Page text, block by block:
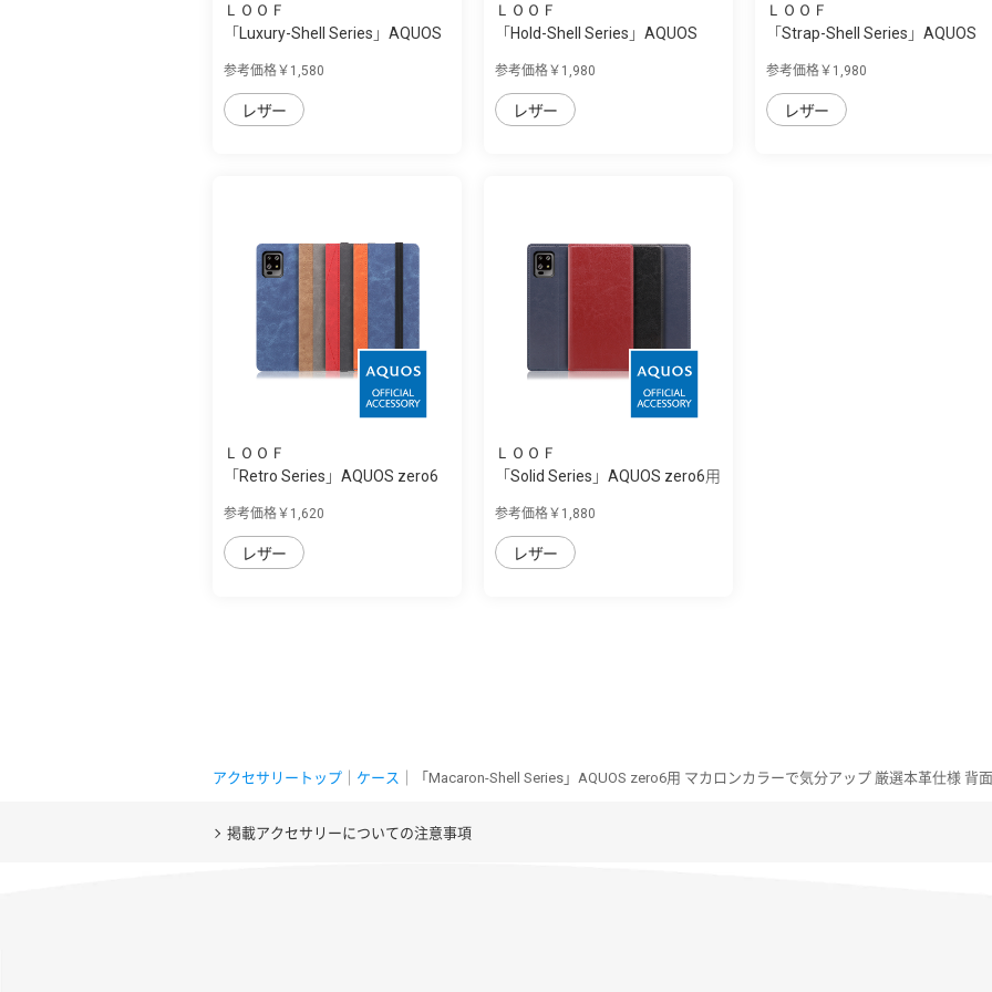
ＬＯＯＦ
「Luxury-Shell Series」AQUOS
参考価格￥1,580
レザー
ＬＯＯＦ
「Hold-Shell Series」AQUOS
参考価格￥1,980
レザー
ＬＯＯＦ
「Strap-Shell Series」AQUOS
参考価格￥1,980
レザー
ＬＯＯＦ
「Retro Series」AQUOS zero6
参考価格￥1,620
レザー
ＬＯＯＦ
「Solid Series」AQUOS zero6用
参考価格￥1,880
レザー
アクセサリートップ ケース ｜「Macaron-Shell Series」AQUOS zero6用 マカロンカラーで気分アップ 厳選本革仕様 背
掲載アクセサリーについての注意事項